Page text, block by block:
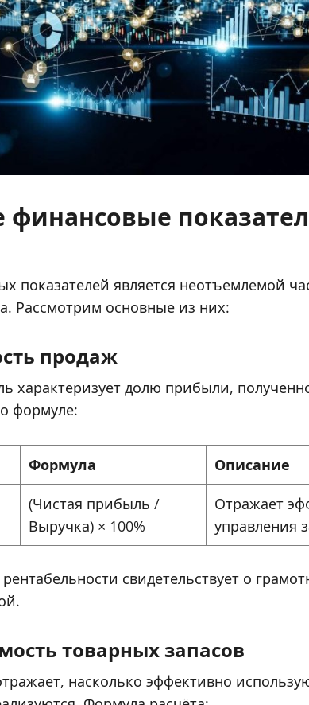
показателей является неотъемлемой
Рассмотрим основные из них:
продаж
характеризует долю прибыли,
формуле:
Формула Описание
(Чистая прибыль /
Выручка) × 100%
Отражает
управления
свидетельствует о
товарных запасов
насколько эффективно